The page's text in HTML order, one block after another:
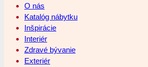
O nás
Katalóg nábytku
Inšpirácie
Interiér
Zdravé bývanie
Exteriér